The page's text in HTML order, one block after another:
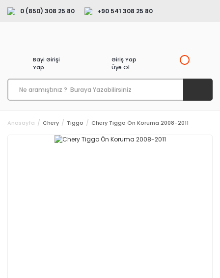
0 (850) 308 25 80 +90 541 308 25 80
Bayi Girişi
Yap
Giriş Yap
Üye Ol
Anasayfa Chery Tiggo Chery Tiggo Ön Koruma 2008-2011